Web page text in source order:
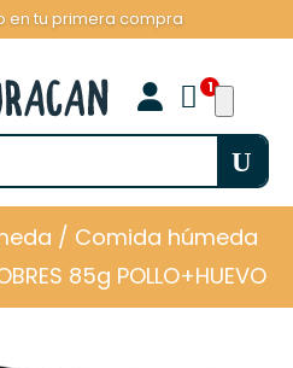
en tu primera compra

/ Comida húmeda
85g POLLO+HUEVO